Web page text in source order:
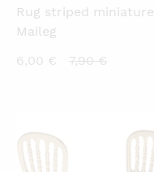
Rug striped miniature
Maileg
6,00 €
Current
7,90€Original